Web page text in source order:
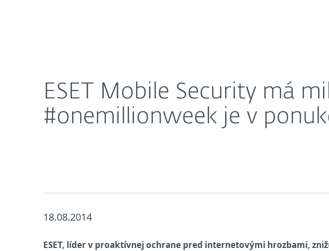
ESET Mobile Security má
#onemillionweek je v
18.08.2014
ESET, líder v proaktívnej ochrane pred internetovými hrozbami,